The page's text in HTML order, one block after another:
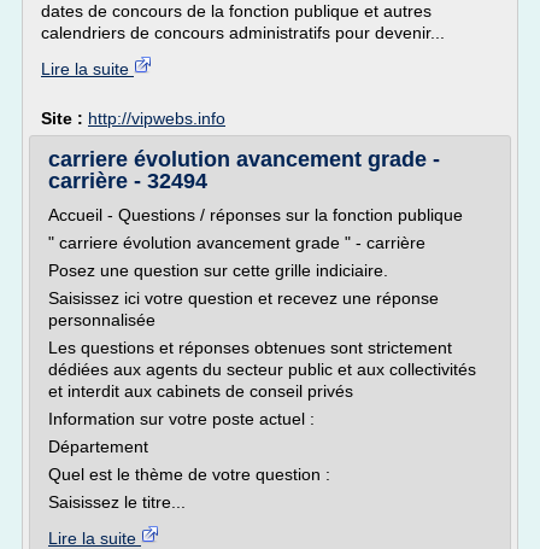
dates de concours de la fonction publique et autres
calendriers de concours administratifs pour devenir...
Lire la suite
Site : http://vipwebs.info
carriere évolution avancement grade -
carrière - 32494
Accueil - Questions / réponses sur la fonction publique
" carriere évolution avancement grade " - carrière
Posez une question sur cette grille indiciaire.
Saisissez ici votre question et recevez une réponse
personnalisée
Les questions et réponses obtenues sont strictement
dédiées aux agents du secteur public et aux collectivités
et interdit aux cabinets de conseil privés
Information sur votre poste actuel :
Département
Quel est le thème de votre question :
Saisissez le titre...
Lire la suite